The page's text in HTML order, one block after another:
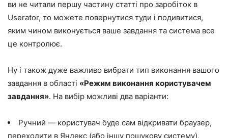
ви не читали першу частину статті про заробіток в
Userator, то можете повернутися туди і подивитися,
яким чином виконується ваше завдання та система все
це контролює.
Ну і також дуже важливо вибрати тип виконання вашого
завдання в області «Режим виконання користувачем
завдання». На вибір можливі два варіанти:
Ручний — користувач буде сам відкривати браузер,
переходити в Яндекс (або іншу пошукову систему),